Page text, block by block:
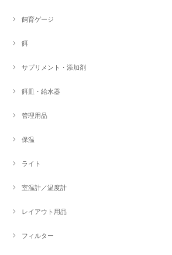
飼育ゲージ
餌
サプリメント・添加剤
餌皿・給水器
管理用品
保温
ライト
室温計／温度計
レイアウト用品
フィルター